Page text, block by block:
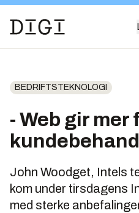
BEDRIFTSTEKNOLOGI
- Web gir mer
John Woodget, Intels
kom under tirsdagens
med sterke